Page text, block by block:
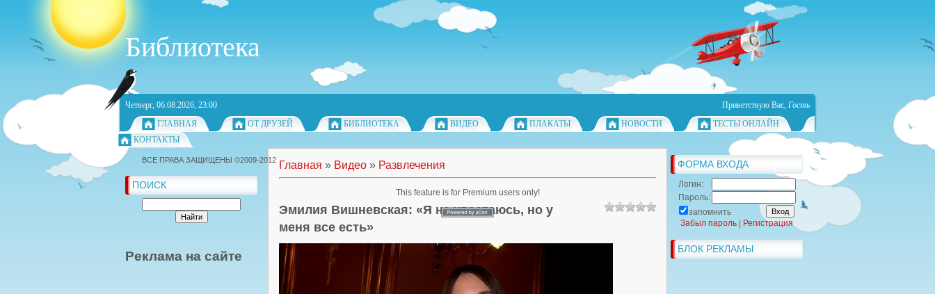
Библиотека
Четверг, 06.08.2026, 23:00 Приветствую Вас, Гость
ГЛАВНАЯ
ОТ ДРУЗЕЙ БИБЛИОТЕКА ВИДЕО ПЛАКАТЫ НОВОСТИ
ТЕСТЫ ОНЛАЙН
КОНТАКТЫ
ПОИСК
Реклама на сайте
Главная » Видео » Развлечения
Эмилия Вишневская: «Я не хвастаюсь, но у
меня все есть»
ФОРМА ВХОДА
Логин:
Пароль:
запомнить
Забыл пароль
Регистрация
БЛОК РЕКЛАМЫ
ВСЕ ПРАВА ЗАЩИЩЕНЫ ©2009-2012
This feature is for Premium users only!